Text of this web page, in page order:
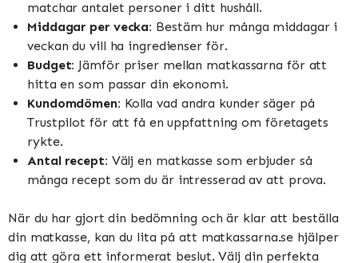
matchar antalet personer i ditt hushåll.
Middagar per vecka: Bestäm hur många middagar i
veckan du vill ha ingredienser för.
Budget: Jämför priser mellan matkassarna för att
hitta en som passar din ekonomi.
Kundomdömen: Kolla vad andra kunder säger på
Trustpilot för att få en uppfattning om företagets
rykte.
Antal recept: Välj en matkasse som erbjuder så
många recept som du är intresserad av att prova.
När du har gjort din bedömning och är klar att beställa
din matkasse, kan du lita på att matkassarna.se hjälper
dig att göra ett informerat beslut. Välj din perfekta